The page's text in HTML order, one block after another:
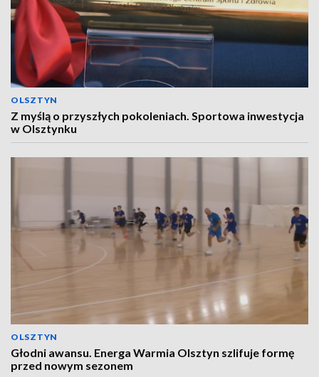
OLSZTYN
Z myślą o przyszłych pokoleniach. Sportowa inwestycja
w Olsztynku
OLSZTYN
Głodni awansu. Energa Warmia Olsztyn szlifuje formę
przed nowym sezonem